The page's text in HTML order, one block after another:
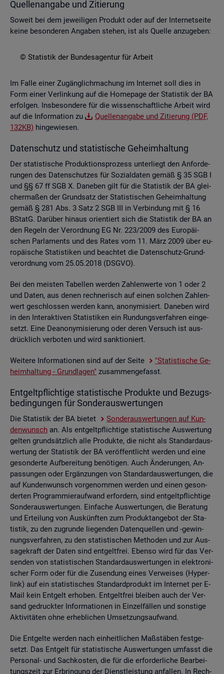
Quel­len­an­ga­be und Zi­tie­rung
So­weit bei dem je­wei­li­gen Pro­dukt oder auf der In­ter­net­sei­te
keine be­son­de­ren An­ga­ben ste­hen, ist als Quel­le an­zu­ge­ben:
© Sta­tis­tik der Bun­des­agen­tur für Ar­beit
Im Falle einer Zu­gäng­lich­ma­chung im In­ter­net soll dies in
Form einer Ver­lin­kung auf die Home­page der Sta­tis­tik der BA
er­fol­gen. Ins­be­son­de­re für die wis­sen­schaft­li­che Ar­beit wird
auf die In­for­ma­ti­on zu
Quel­len­an­ga­be und Zi­tie­rung (PDF,
132KB) hin­ge­wie­sen.
Da­ten­schutz und sta­tis­ti­sche Ge­heim­hal­tung
Der sta­tis­ti­sche Pro­duk­ti­ons­pro­zess un­ter­liegt den An­for­de­
run­gen des Da­ten­schut­zes für So­zi­al­da­ten gemäß § 35 SGB I
und §§ 67 ff SGB X. Da­ne­ben gilt für die Sta­tis­tik der BA glei­
cher­ma­ßen der Grund­satz der Sta­tis­ti­schen Ge­heim­hal­tung
gemäß § 281 Abs. 3 Satz 2 SGB III in Ver­bin­dung mit § 16
BStatG. Dar­über hin­aus ori­en­tiert sich die Sta­tis­tik der BA an
den Re­geln der Ver­ord­nung EG Nr. 223/2009 des Eu­ro­päi­
schen Par­la­ments und des Rates vom 11. März 2009 über eu­
ro­päi­sche Sta­tis­ti­ken und be­ach­tet die Da­ten­schutz-Grund­
ver­ord­nung vom 25.05.2018 (DSGVO).
Bei den meis­ten Ta­bel­len wer­den Zah­len­wer­te von 1 oder 2
und Daten, aus denen rech­ne­risch auf einen sol­chen Zah­len­
wert ge­schlos­sen wer­den kann, an­ony­mi­siert. Da­ne­ben wird
in den In­ter­ak­ti­ven Sta­tis­ti­ken ein Run­dungs­ver­fah­ren ein­ge­
setzt. Eine De­an­ony­mi­sie­rung oder deren Ver­such ist aus­
drück­lich ver­bo­ten und wird sank­tio­niert.
Wei­te­re In­for­ma­tio­nen sind auf der Seite
"Sta­tis­ti­sche Ge­
heim­hal­tung - Grund­la­gen" zu­sam­men­ge­fasst.
Ent­gelt­pflich­ti­ge sta­tis­ti­sche Pro­duk­te und Be­zugs­
be­din­gun­gen für Son­der­aus­wer­tun­gen
Die Sta­tis­tik der BA bie­tet
Son­der­aus­wer­tun­gen auf Kun­
den­wunsch an. Als ent­gelt­pflich­ti­ge sta­tis­ti­sche Aus­wer­tung
gel­ten grund­sätz­lich alle Pro­duk­te, die nicht als Stan­dard­aus­
wer­tung der Sta­tis­tik der BA ver­öf­fent­licht wer­den und eine
ge­son­der­te Auf­be­rei­tung be­nö­ti­gen. Auch Än­de­run­gen, An­
pas­sun­gen oder Er­gän­zun­gen von Stan­dard­aus­wer­tun­gen, die
auf Kun­den­wunsch vor­ge­nom­men wer­den und einen ge­son­
der­ten Pro­gram­mier­auf­wand er­for­dern, sind ent­gelt­pflich­ti­ge
Son­der­aus­wer­tun­gen. Ein­fa­che Aus­wer­tun­gen, die Be­ra­tung
und Er­tei­lung von Aus­künf­ten zum Pro­dukt­an­ge­bot der Sta­
tis­tik, zu den zu­grun­de lie­gen­den Da­ten­quel­len und -ge­win­
nungs­ver­fah­ren, zu den sta­tis­ti­schen Me­tho­den und zur Aus­
sa­ge­kraft der Daten sind ent­gelt­frei. Eben­so wird für das Ver­
sen­den von sta­tis­ti­schen Stan­dard­aus­wer­tun­gen in elek­tro­ni­
scher Form oder für die Zu­sen­dung eines Ver­wei­ses (Hy­per­
link) auf ein sta­tis­ti­sches Stan­dard­pro­dukt im In­ter­net per E-
Mail kein Ent­gelt er­ho­ben. Ent­gelt­frei blei­ben auch der Ver­
sand ge­druck­ter In­for­ma­tio­nen in Ein­zel­fäl­len und sons­ti­ge
Ak­ti­vi­tä­ten ohne er­heb­li­chen Um­set­zungs­auf­wand.
Die Ent­gel­te wer­den nach ein­heit­li­chen Maß­stä­ben fest­ge­
setzt. Das Ent­gelt für sta­tis­ti­sche Aus­wer­tun­gen um­fasst die
Per­so­nal- und Sach­kos­ten, die für die er­for­der­li­che Be­ar­bei­
tungs­zeit zur Er­brin­gung der Dienst­leis­tung an­fal­len. In Rech­